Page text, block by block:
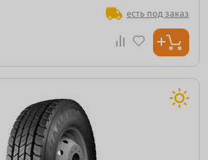
есть под заказ